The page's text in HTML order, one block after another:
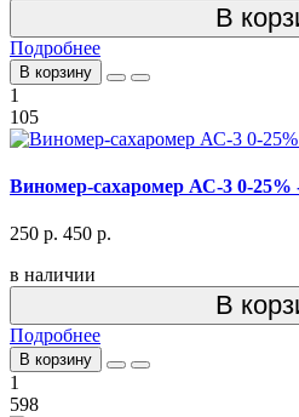
В
Подробнее
В корзину
1
105
Виномер-сахаромер АС-3 0-25%
250 р. 450 р.
в наличии
В
Подробнее
В корзину
1
598